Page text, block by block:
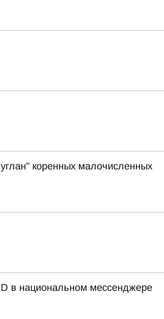
коренных малочисленных
в национальном мессенджере